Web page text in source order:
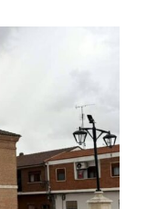
la Ruta del